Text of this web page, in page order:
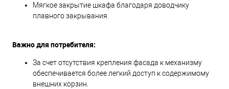
Мягкое закрытие шкафа благодаря доводчику
плавного закрывания.
Важно для потребителя:
За счет отсутствия крепления фасада к механизму
обеспечивается более легкий доступ к содержимому
внешних корзин.